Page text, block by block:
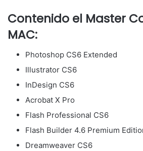
Contenido el Master
MAC:
Photoshop CS6 Extended
Illustrator CS6
InDesign CS6
Acrobat X Pro
Flash Professional CS6
Flash Builder 4.6 Premium
Dreamweaver CS6